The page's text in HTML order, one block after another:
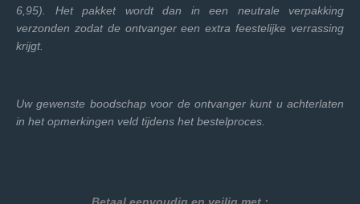
6,95). Het pakket wordt dan in een neutrale verpakking
verzonden zodat de ontvanger een extra feestelijke verrassing
krijgt.
Uw gewenste boodschap voor de ontvanger kunt u achterlaten
in het opmerkingen veld tijdens het bestelproces.